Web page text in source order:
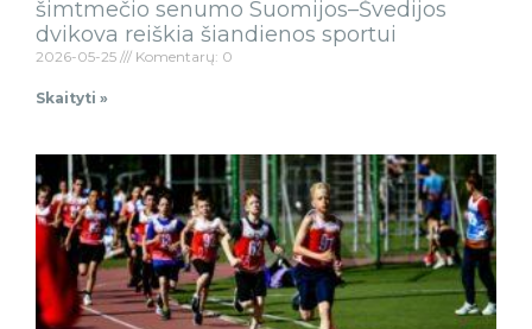
šimtmečio senumo Suomijos–Švedijos
dvikova reiškia šiandienos sportui
2026-05-25 Komentarų: 0
Skaityti »